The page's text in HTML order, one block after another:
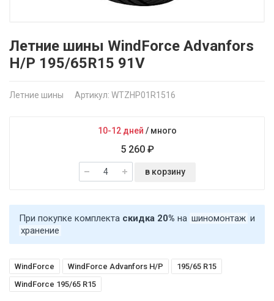
Летние шины WindForce Advanfors
H/P 195/65R15 91V
Летние шины Артикул: WTZHP01R1516
10-12 дней / много
5 260 ₽
в корзину
При покупке комплекта скидка 20% на шиномонтаж и
хранение
WindForce WindForce Advanfors H/P
195/65 R15
WindForce 195/65 R15